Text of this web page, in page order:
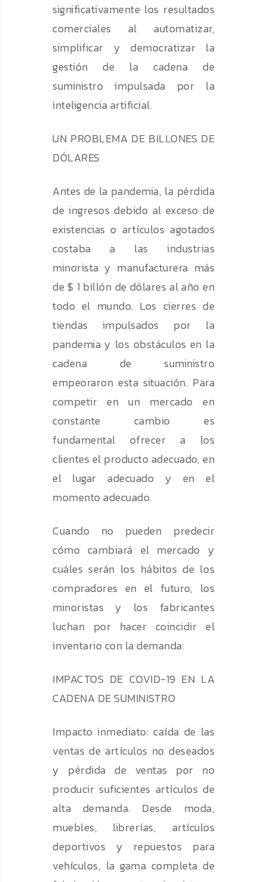
significativamente los resultados
comerciales al automatizar,
simplificar y democratizar la
gestión de la cadena de
suministro impulsada por la
inteligencia artificial.
UN PROBLEMA DE BILLONES DE
DÓLARES
Antes de la pandemia, la pérdida
de ingresos debido al exceso de
existencias o artículos agotados
costaba a las industrias
minorista y manufacturera más
de $ 1 billón de dólares al año en
todo el mundo. Los cierres de
tiendas impulsados por la
pandemia y los obstáculos en la
cadena de suministro
empeoraron esta situación. Para
competir en un mercado en
constante cambio es
fundamental ofrecer a los
clientes el producto adecuado, en
el lugar adecuado y en el
momento adecuado.
Cuando no pueden predecir
cómo cambiará el mercado y
cuáles serán los hábitos de los
compradores en el futuro, los
minoristas y los fabricantes
luchan por hacer coincidir el
inventario con la demanda.
IMPACTOS DE COVID-19 EN LA
CADENA DE SUMINISTRO
Impacto inmediato: caída de las
ventas de artículos no deseados
y pérdida de ventas por no
producir suficientes artículos de
alta demanda. Desde moda,
muebles, librerías, artículos
deportivos y repuestos para
vehículos, la gama completa de